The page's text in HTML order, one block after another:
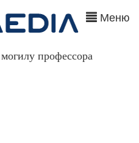
Меню
профессора